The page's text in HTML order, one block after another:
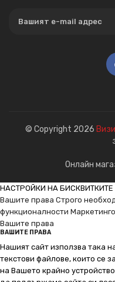
© Copyright 2026
Онлайн
НАСТРОЙКИ НА БИСКВИТКИТЕ
Вашите права Строго
функционалности
Вашите права
ВАШИТЕ ПРАВА
Нашият сайт използва така
текстови файлове, които се
на Вашето крайно